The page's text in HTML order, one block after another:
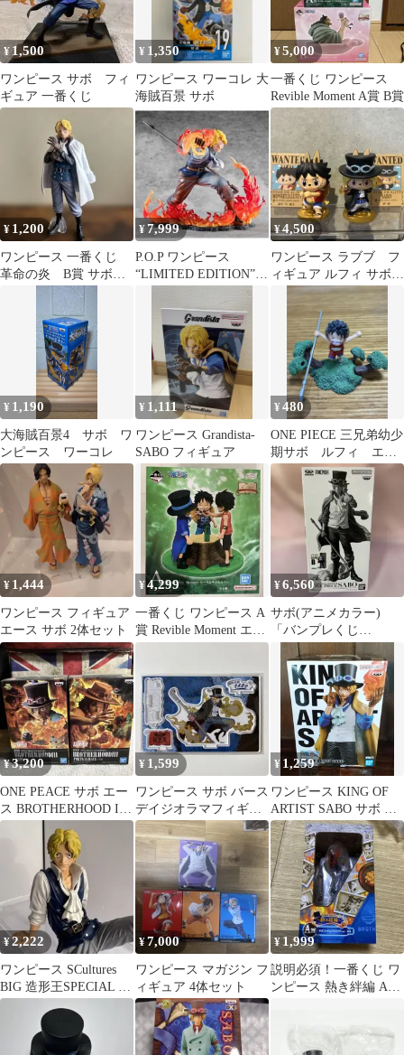
¥ 1,500
ワンピース サボ フィ
ギュア 一番くじ
¥ 1,350
ワンピース ワーコレ 大
海賊百景 サボ
¥5,000
一番くじ ワンピース
Revible Moment A賞 B賞
¥ 1,200
ワンピース 一番くじ
革命の炎 B賞 サボ
MASTERLISE フィギュ
¥ 7,999
P.O.P ワンピース
“LIMITED EDITION”
¥4,500
ワンピース ラブブ フ
ィギュア ルフィ サボ 2
体セット バラ売り❌
¥ 1,190
大海賊百景4 サボ ワ
ンピース ワーコレ
¥ 1,111
ワンピース Grandista-
SABO フィギュア
¥480
ONE PIECE 三兄弟幼少
期サボ ルフィ エー
ス フィギュア
¥ 1,444
ワンピース フィギュア
エース サボ 2体セット
¥4,299
一番くじ ワンピース A
賞 Revible Moment エー
ス＆サボ＆ルフィ
¥6,560
サボ(アニメカラー)
「バンプレくじ
PREMIUM ワンピース-
サボ-」 B賞
¥3,200
ONE PEACE サボ エー
ス BROTHERHOOD III
箱あり 未開封
¥ 1,599
ワンピース サボ バース
デイジオラマフィギュ
ア
¥ 1,259
ワンピース KING OF
ARTIST SABO サボ フ
ィギュア 【H】
¥2,222
ワンピース SCultures
BIG 造形王SPECIAL -
SABO- サボ
¥7,000
ワンピース マガジン フ
ィギュア 4体セット
¥1,999
説明必須！一番くじ ワ
ンピース 熱き絆編 A賞